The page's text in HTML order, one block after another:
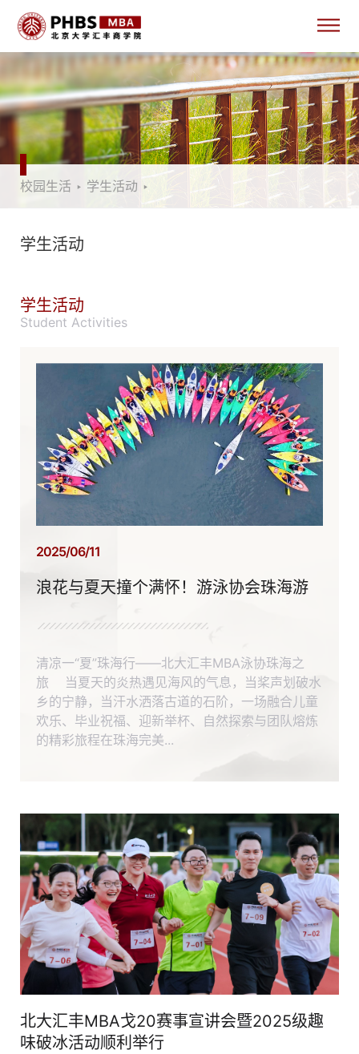
校园生活 ‣ 学生活动 ‣
学生活动
学生活动
Student Activities
2025/06/11
浪花与夏天撞个满怀！游泳协会珠海游
清凉一“夏”珠海行——北大汇丰MBA泳协珠海之
旅 当夏天的炎热遇见海风的气息，当桨声划破水
乡的宁静，当汗水洒落古道的石阶，一场融合儿童
欢乐、毕业祝福、迎新举杯、自然探索与团队熔炼
的精彩旅程在珠海完美...
北大汇丰MBA戈20赛事宣讲会暨2025级趣
味破冰活动顺利举行